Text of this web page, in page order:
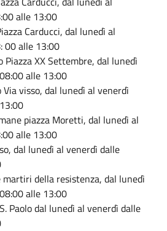
00alle 13:00
Carducci, dal lunedì al
00alle 13:00
Piazza XX Settembre, dal lunedì
00alle 13:00
Via visso, dal lunedì al venerdì
piazza Moretti, dal lunedì al
00alle 13:00
, dal lunedì al venerdì dalle
martiri della resistenza, dal lunedì
00alle 13:00
Paolodal lunedì al venerdì dalle